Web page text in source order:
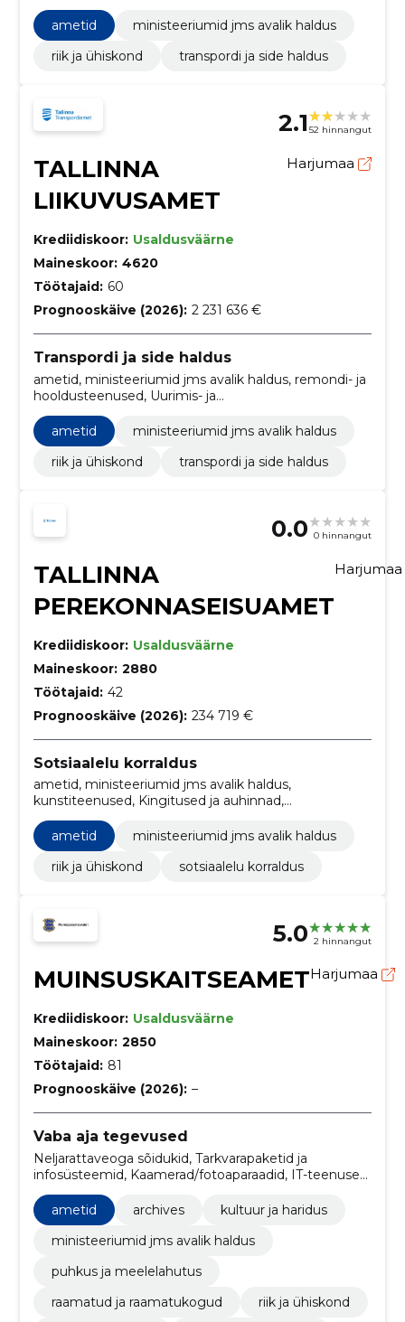
nõustamisteenused, Mitteelamukinnisvara teenused,
Suhtekorralduse nõustamisteenused, Reaalaja
operatsioonisüsteemi tarkvara arendusteenused,
ehitusjärelevalve teenused, Analüüsi-, teadustöö-,
ametid
ministeeriumid jms avalik haldus
riik ja ühiskond
transpordi ja side haldus
2.1 52 hinnangut
TALLINNA
LIIKUVUSAMET
Harjumaa
Krediidiskoor: Usaldusväärne
Maineskoor: 4620
Töötajaid: 60
Prognooskäive (2026): 2 231 636 €
Transpordi ja side haldus
ametid, ministeeriumid jms avalik haldus, remondi- ja
hooldusteenused, Uurimis- ja
seadmed, Piletikontrollseadmete hooldus ja remont,
Sensorid, Veetransporditeenused, Videoseadmete
remondi- ja hooldusteenused, Mõõteseadmete
ametid
ministeeriumid jms avalik haldus
riik ja ühiskond
transpordi ja side haldus
0.0 0 hinnangut
TALLINNA
PEREKONNASEISUAMET
Harjumaa
Krediidiskoor: Usaldusväärne
Maineskoor: 2880
Töötajaid: 42
Prognooskäive (2026): 234 719 €
Sotsiaalelu korraldus
ametid, ministeeriumid jms avalik haldus,
kunstiteenused, Kingitused ja auhinnad,
Muusikariistad, spordikaubad, mängud, mänguasjad,
käsitöö- ja kunstitarbed ning -tarvikud, Sõiduautod,
Käsitöö- ja kunstitarbed, riik ja ühiskond
ametid
ministeeriumid jms avalik haldus
riik ja ühiskond
sotsiaalelu korraldus
5.0 2 hinnangut
MUINSUSKAITSEAMETHarjumaa
Krediidiskoor: Usaldusväärne
Maineskoor: 2850
Töötajaid: 81
Prognooskäive (2026): –
Vaba aja tegevused
Neljarattaveoga sõidukid, Tarkvarapaketid ja
infosüsteemid, Kaamerad/fotoaparaadid, IT-teenused:
nõuande-, tarkvaraarendus-, Interneti- ja
tugiteenused, Reklaamikampaaniateenused,
Sõiduautod, Infosüsteemid ja serverid,
Arheoloogilised teenused, Tarkvara
Laevaperega veetranspordivahendi rent
ametid archives
kultuur ja haridus
ministeeriumid jms avalik haldus
puhkus ja meelelahutus
raamatud ja raamatukogud
riik ja ühiskond